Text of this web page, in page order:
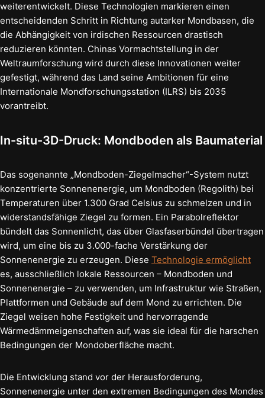
weiterentwickelt. Diese Technologien markieren einen
entscheidenden Schritt in Richtung autarker Mondbasen, die
die Abhängigkeit von irdischen Ressourcen drastisch
reduzieren könnten. Chinas Vormachtstellung in der
Weltraumforschung wird durch diese Innovationen weiter
gefestigt, während das Land seine Ambitionen für eine
Internationale Mondforschungsstation (ILRS) bis 2035
vorantreibt.
In-situ-3D-Druck: Mondboden als Baumaterial
Das sogenannte „Mondboden-Ziegelmacher“-System nutzt
konzentrierte Sonnenenergie, um Mondboden (Regolith) bei
Temperaturen über 1.300 Grad Celsius zu schmelzen und in
widerstandsfähige Ziegel zu formen. Ein Parabolreflektor
bündelt das Sonnenlicht, das über Glasfaserbündel übertragen
wird, um eine bis zu 3.000-fache Verstärkung der
Sonnenenergie zu erzeugen. Diese Technologie ermöglicht
es, ausschließlich lokale Ressourcen – Mondboden und
Sonnenenergie – zu verwenden, um Infrastruktur wie Straßen,
Plattformen und Gebäude auf dem Mond zu errichten. Die
Ziegel weisen hohe Festigkeit und hervorragende
Wärmedämmeigenschaften auf, was sie ideal für die harschen
Bedingungen der Mondoberfläche macht.
Die Entwicklung stand vor der Herausforderung,
Sonnenenergie unter den extremen Bedingungen des Mondes